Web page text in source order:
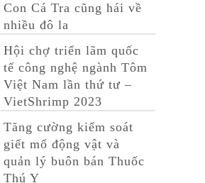
Con Cá Tra cũng hái về
nhiều đô la
Hội chợ triển lãm quốc
tế công nghệ ngành Tôm
Việt Nam lần thứ tư –
VietShrimp 2023
Tăng cường kiểm soát
giết mổ động vật và
quản lý buôn bán Thuốc
Thú Y